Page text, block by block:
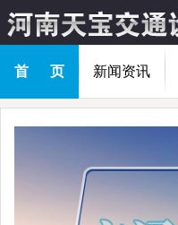
首 页 新闻资讯